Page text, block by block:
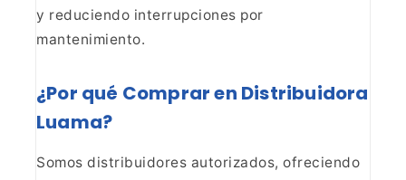
y reduciendo interrupciones por
mantenimiento.
¿Por qué Comprar en Distribuidora
Luama?
Somos distribuidores autorizados, ofreciendo